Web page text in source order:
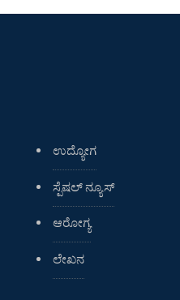
ಉದ್ಯೋಗ
ಸ್ಪೆಷಲ್ ನ್ಯೂಸ್
ಆರೋಗ್ಯ
ಲೇಖನ